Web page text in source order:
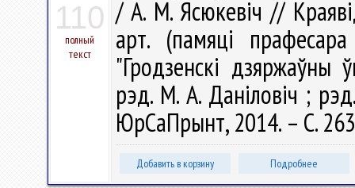
110
полный
текст
/ А. М. Ясюкевіч //
арт. (памяці
"Гродзенскі дзяржаўны
рэд. М. А. Даніловіч ;
ЮрСаПрынт, 2014. – С.
Добавить в корзину Подробнее